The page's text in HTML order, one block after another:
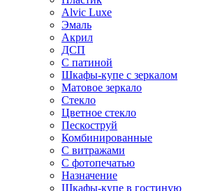
Alvic Luxe
Эмаль
Акрил
ДСП
С патиной
Шкафы-купе с зеркалом
Матовое зеркало
Стекло
Цветное стекло
Пескоструй
Комбинированные
С витражами
С фотопечатью
Назначение
Шкафы-купе в гостиную